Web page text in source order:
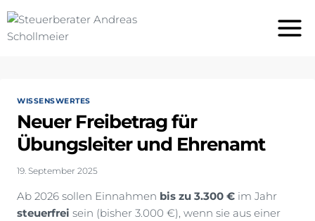
Inhalt
springen
WISSENSWERTES
Neuer Freibetrag für
Übungsleiter und Ehrenamt
19. September 2025
Ab 2026 sollen Einnahmen bis zu 3.300 € im Jahr
steuerfrei sein (bisher 3.000 €), wenn sie aus einer